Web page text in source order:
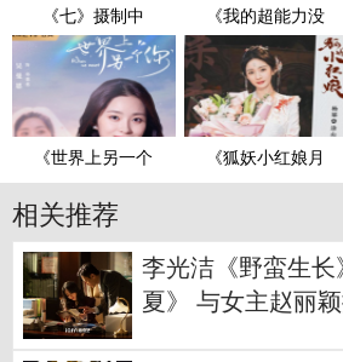
《七》摄制中 《我的超能力没
《世界上另一个 《狐妖小红娘月
相关推荐
李光洁《野蛮生
夏》 与女主赵丽